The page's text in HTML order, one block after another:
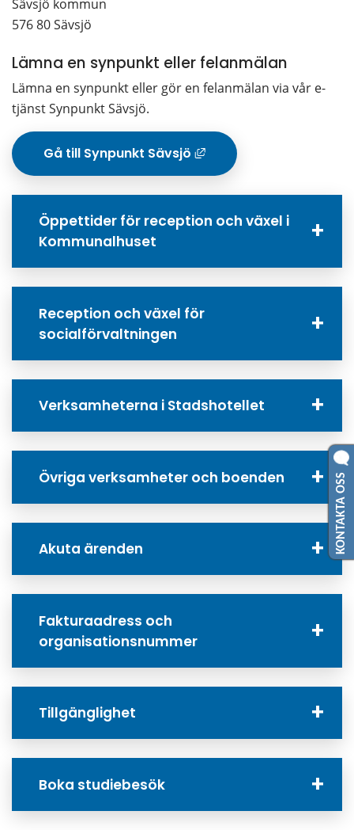
Sävsjö kommun
576 80 Sävsjö
Lämna en synpunkt eller felanmälan
Lämna en synpunkt eller gör en felanmälan via vår e-
tjänst Synpunkt Sävsjö.
Gå till Synpunkt Sävsjö
Öppettider för reception och växel i
Kommunalhuset
Reception och växel för
socialförvaltningen
Verksamheterna i Stadshotellet
Övriga verksamheter och boenden
Akuta ärenden
Fakturaadress och
organisationsnummer
Tillgänglighet
Boka studiebesök
KONTAKTA OSS